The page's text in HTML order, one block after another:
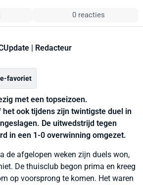
0 reacties
| Redacteur
favoriet
met een topseizoen.
ook tijdens zijn twintigste duel in
De uitwedstrijd tegen
in een 1-0 overwinning omgezet.
de afgelopen weken zijn duels won,
De thuisclub begon prima en kreeg
op voorsprong te komen. Het waren